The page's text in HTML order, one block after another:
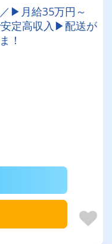
▶月給35万円～
定高収入▶配送が
！